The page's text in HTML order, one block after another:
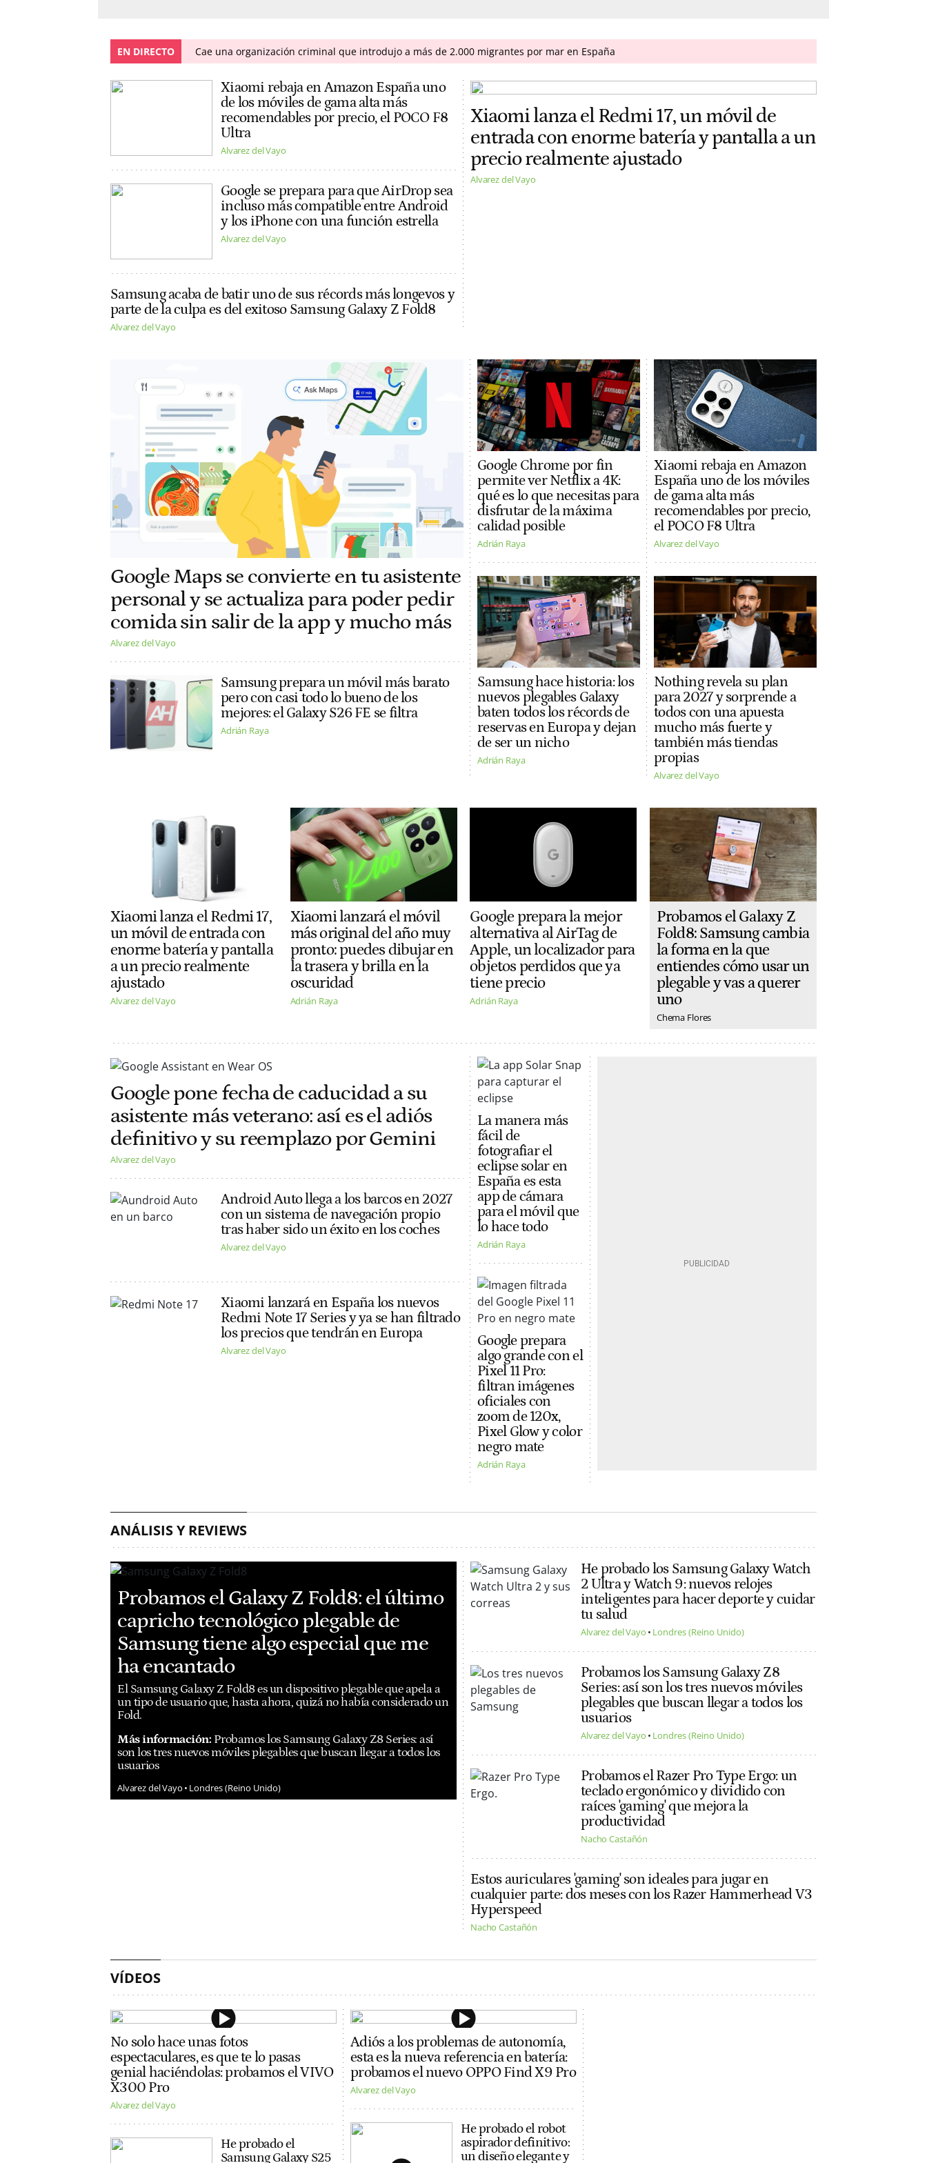
EN DIRECTO Cae una organización criminal que introdujo a más de 2.000 migrantes por mar en España
Xiaomi rebaja en Amazon España uno
de los móviles de gama alta más
recomendables por precio, el POCO F8
Ultra
Alvarez del Vayo
Google se prepara para que AirDrop sea
incluso más compatible entre Android
y los iPhone con una función estrella
Alvarez del Vayo
Samsung acaba de batir uno de sus récords más longevos y
parte de la culpa es del exitoso Samsung Galaxy Z Fold8
Alvarez del Vayo
Xiaomi lanza el Redmi 17, un móvil de
entrada con enorme batería y pantalla a un
precio realmente ajustado
Alvarez del Vayo
Google Maps se convierte en tu asistente
personal y se actualiza para poder pedir
comida sin salir de la app y mucho más
Alvarez del Vayo
Samsung prepara un móvil más barato
pero con casi todo lo bueno de los
mejores: el Galaxy S26 FE se filtra
Adrián Raya
Google Chrome por fin
permite ver Netflix a 4K:
qué es lo que necesitas para
disfrutar de la máxima
calidad posible
Adrián Raya
Samsung hace historia: los
nuevos plegables Galaxy
baten todos los récords de
reservas en Europa y dejan
de ser un nicho
Adrián Raya
Xiaomi rebaja en Amazon
España uno de los móviles
de gama alta más
recomendables por precio,
el POCO F8 Ultra
Alvarez del Vayo
Nothing revela su plan
para 2027 y sorprende a
todos con una apuesta
mucho más fuerte y
también más tiendas
propias
Alvarez del Vayo
Xiaomi lanza el Redmi 17,
un móvil de entrada con
enorme batería y pantalla
a un precio realmente
ajustado
Alvarez del Vayo
Xiaomi lanzará el móvil
más original del año muy
pronto: puedes dibujar en
la trasera y brilla en la
oscuridad
Adrián Raya
Google prepara la mejor
alternativa al AirTag de
Apple, un localizador para
objetos perdidos que ya
tiene precio
Adrián Raya
Probamos el Galaxy Z
Fold8: Samsung cambia
la forma en la que
entiendes cómo usar un
plegable y vas a querer
uno
Chema Flores
Google pone fecha de caducidad a su
asistente más veterano: así es el adiós
definitivo y su reemplazo por Gemini
Alvarez del Vayo
Android Auto llega a los barcos en 2027
con un sistema de navegación propio
tras haber sido un éxito en los coches
Alvarez del Vayo
Xiaomi lanzará en España los nuevos
Redmi Note 17 Series y ya se han filtrado
los precios que tendrán en Europa
Alvarez del Vayo
La manera más
fácil de
fotografiar el
eclipse solar en
España es esta
app de cámara
para el móvil que
lo hace todo
Adrián Raya
Google prepara
algo grande con el
Pixel 11 Pro:
filtran imágenes
oficiales con
zoom de 120x,
Pixel Glow y color
negro mate
Adrián Raya
ANÁLISIS Y REVIEWS
Probamos el Galaxy Z Fold8: el último
capricho tecnológico plegable de
Samsung tiene algo especial que me
ha encantado
El Samsung Galaxy Z Fold8 es un dispositivo plegable que apela a
un tipo de usuario que, hasta ahora, quizá no había considerado un
Fold.
Más información: Probamos los Samsung Galaxy Z8 Series: así
son los tres nuevos móviles plegables que buscan llegar a todos los
usuarios
Alvarez del Vayo Londres (Reino Unido)
He probado los Samsung Galaxy Watch
2 Ultra y Watch 9: nuevos relojes
inteligentes para hacer deporte y cuidar
tu salud
Alvarez del Vayo Londres (Reino Unido)
Probamos los Samsung Galaxy Z8
Series: así son los tres nuevos móviles
plegables que buscan llegar a todos los
usuarios
Alvarez del Vayo Londres (Reino Unido)
Probamos el Razer Pro Type Ergo: un
teclado ergonómico y dividido con
raíces 'gaming' que mejora la
productividad
Nacho Castañón
Estos auriculares 'gaming' son ideales para jugar en
cualquier parte: dos meses con los Razer Hammerhead V3
Hyperspeed
Nacho Castañón
VÍDEOS
No solo hace unas fotos
espectaculares, es que te lo pasas
genial haciéndolas: probamos el VIVO
X300 Pro
Alvarez del Vayo
He probado el
Samsung Galaxy S25
Adiós a los problemas de autonomía,
esta es la nueva referencia en batería:
probamos el nuevo OPPO Find X9 Pro
Alvarez del Vayo
He probado el robot
aspirador definitivo:
un diseño elegante y